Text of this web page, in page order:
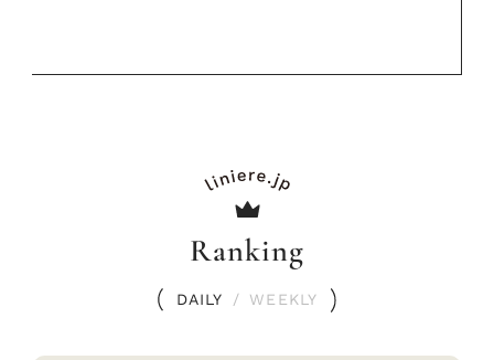
Ranking
DAILY / WEEKLY